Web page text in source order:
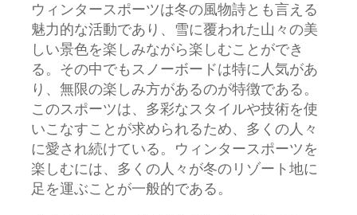
ウィンタースポーツは冬の風物詩とも言える
魅力的な活動であり、雪に覆われた山々の美
しい景色を楽しみながら楽しむことができ
る。 その中でもスノーボードは特に人気があ
り、無限の楽しみ方があるのが特徴である。
このスポーツは、多彩なスタイルや技術を使
いこなすことが求められるため、多くの人々
に愛され続けている。ウィンタースポーツを
楽しむには、多くの人々が冬のリゾート地に
足を運ぶことが一般的である。